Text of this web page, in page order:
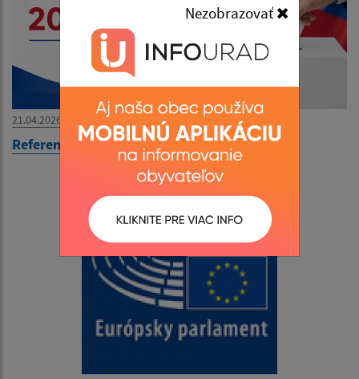
Nezobrazovať
21.04.2026
Referendum 2026